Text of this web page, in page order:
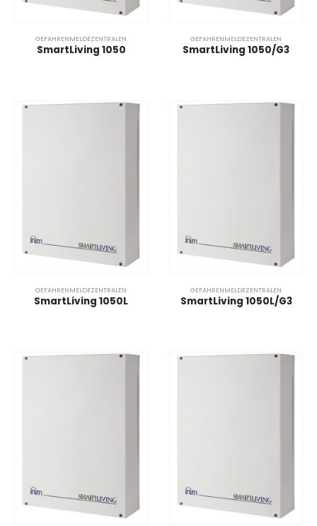
GEFAHRENMELDEZENTRALEN
SmartLiving 1050
GEFAHRENMELDEZENTRALEN
SmartLiving 1050/G3
GEFAHRENMELDEZENTRALEN
SmartLiving 1050L
GEFAHRENMELDEZENTRALEN
SmartLiving 1050L/G3